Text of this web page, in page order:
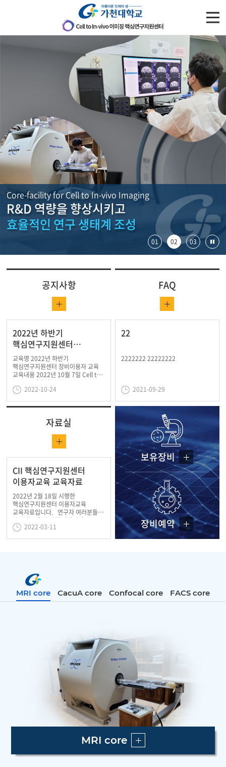
Core-facility for Cell to In-vivo Imaging
R&D 역량을 향상시키고
효율적인 연구 생태계 조성
01 02 03
공지사항
2022년 하반기
핵심연구지원센터
장비이용자 교육
교육명 2022년 하반기
핵심연구지원센터 장비이용자 교육
교육내용 2022년 10월 7일 Cell to
In-vivo 이미징(CII)
핵심연구지원센터..
2022-10-24
FAQ
22
2222222 22222222
2021-09-29
자료실
CII 핵심연구지원센터
이용자교육 교육자료
2022년 2월 18일 시행한
핵심연구지원센터 이용자교육
교육자료입니다. 연구자 여러분들의
연구에 도움이 되길 바랍니다.
2022-03-11
보유장비
장비예약
MRI core CacuA core Confocal core FACS core
MRI core